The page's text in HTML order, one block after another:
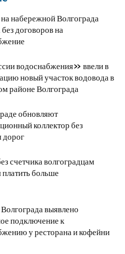
набережной Волгограда
договоров на
водоснабжения» ввели в
новый участок водовода в
районе Волгограда
обновляют
коллектор без
дорог
счетчика волгоградцам
платить больше
выявлено
подключение к
у ресторана и кофейни